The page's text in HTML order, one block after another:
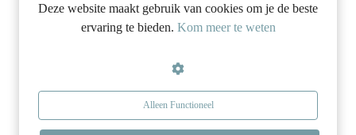
Cookie Policy
Deze website maakt gebruik van cookies om je de beste
ervaring te bieden. Kom meer te weten
Alleen Functioneel